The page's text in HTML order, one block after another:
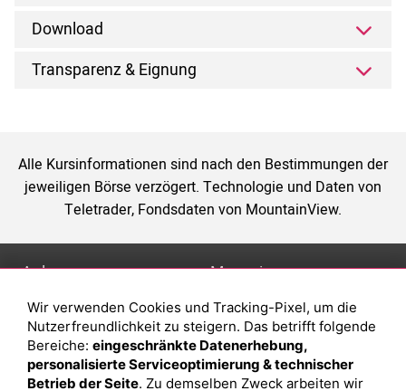
Download
Transparenz & Eignung
Alle Kursinformationen sind nach den Bestimmungen der
jeweiligen Börse verzögert. Technologie und Daten von
Teletrader, Fondsdaten von MountainView.
Anlage
Depot eröffnen
Depot vergleichen
Junior Depot
Magazin
Was sind sind ETFs?
Sparplan Vorteile
Was ist ein Fonds?
Wir verwenden Cookies und Tracking-Pixel, um die
Nutzerfreundlichkeit zu steigern. Das betrifft folgende
Bereiche: eingeschränkte Datenerhebung,
personalisierte Serviceoptimierung & technischer
Betrieb der Seite. Zu demselben Zweck arbeiten wir